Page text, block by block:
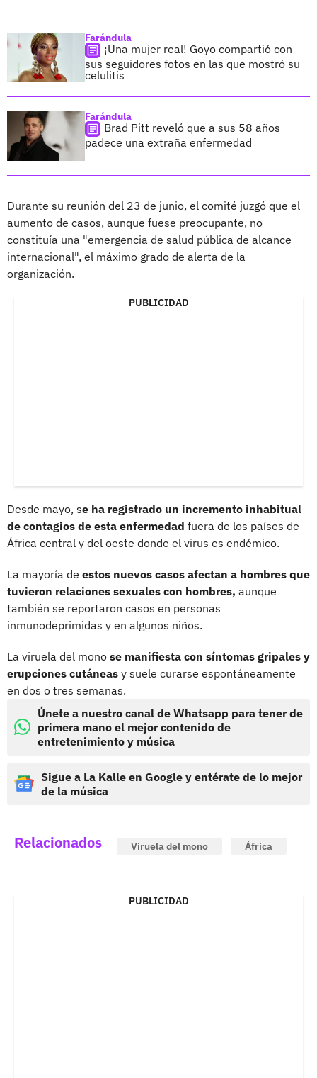
Farándula
¡Una mujer real! Goyo compartió con
sus seguidores fotos en las que mostró su
celulitis
Farándula
Brad Pitt reveló que a sus 58 años
padece una extraña enfermedad
Durante su reunión del 23 de junio, el comité juzgó que el
aumento de casos, aunque fuese preocupante, no
constituía una "emergencia de salud pública de alcance
internacional", el máximo grado de alerta de la
organización.
PUBLICIDAD
Desde mayo, se ha registrado un incremento inhabitual
de contagios de esta enfermedad fuera de los países de
África central y del oeste donde el virus es endémico.
La mayoría de estos nuevos casos afectan a hombres que
tuvieron relaciones sexuales con hombres, aunque
también se reportaron casos en personas
inmunodeprimidas y en algunos niños.
La viruela del mono se manifiesta con síntomas gripales y
erupciones cutáneas y suele curarse espontáneamente
en dos o tres semanas.
Únete a nuestro canal de Whatsapp para tener de
primera mano el mejor contenido de
entretenimiento y música
Sigue a La Kalle en Google y entérate de lo mejor
de la música
Relacionados Viruela del mono África
PUBLICIDAD